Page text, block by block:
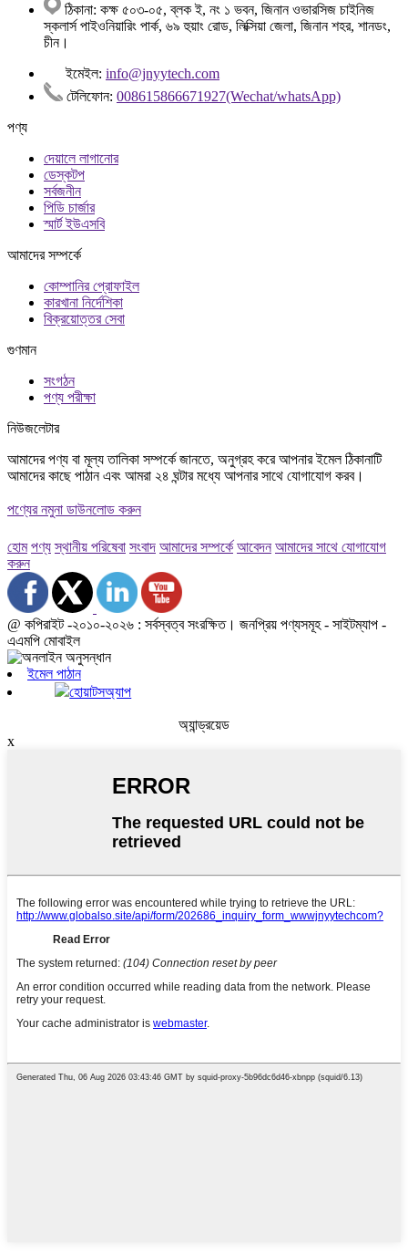
ঠিকানা: কক্ষ ৫০৩-০৫, ব্লক ই, নং ১ ভবন, জিনান ওভারসিজ চাইনিজ
স্কলার্স পাইওনিয়ারিং পার্ক, ৬৯ হুয়াং রোড, লিক্সিয়া জেলা, জিনান শহর, শানডং,
চীন।
ইমেইল: info@jnyytech.com
টেলিফোন: 008615866671927(Wechat/whatsApp)
পণ্য
দেয়ালে লাগানোর
ডেস্কটপ
সর্বজনীন
পিডি চার্জার
স্মার্ট ইউএসবি
আমাদের সম্পর্কে
কোম্পানির প্রোফাইল
কারখানা নির্দেশিকা
বিক্রয়োত্তর সেবা
গুণমান
সংগঠন
পণ্য পরীক্ষা
নিউজলেটার
আমাদের পণ্য বা মূল্য তালিকা সম্পর্কে জানতে, অনুগ্রহ করে আপনার ইমেল ঠিকানাটি
আমাদের কাছে পাঠান এবং আমরা ২৪ ঘন্টার মধ্যে আপনার সাথে যোগাযোগ করব।
পণ্যের নমুনা ডাউনলোড করুন
হোম পণ্য স্থানীয় পরিষেবা সংবাদ আমাদের সম্পর্কে আবেদন আমাদের সাথে যোগাযোগ
করুন
@ কপিরাইট -২০১০-২০২৬ : সর্বস্বত্ব সংরক্ষিত। জনপ্রিয় পণ্যসমূহ - সাইটম্যাপ -
এএমপি মোবাইল
ইমেল পাঠান
হোয়াটসঅ্যাপ
অ্যান্ড্রয়েড
x